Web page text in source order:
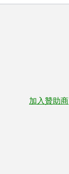
加入贊助商